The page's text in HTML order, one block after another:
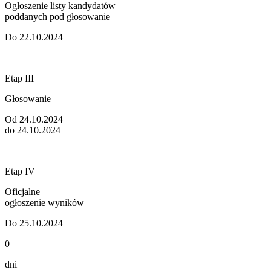
Ogłoszenie listy kandydatów
poddanych pod głosowanie
Do 22.10.2024
Etap III
Głosowanie
Od 24.10.2024
do 24.10.2024
Etap IV
Oficjalne
ogłoszenie wyników
Do 25.10.2024
0
dni